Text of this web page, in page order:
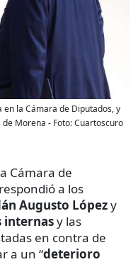
la Cámara de Diputados, y
de Morena - Foto:Cuartoscuro
Cámara de
a los
Augusto Lópezy
internasy las
en contra de
a un “deterioro